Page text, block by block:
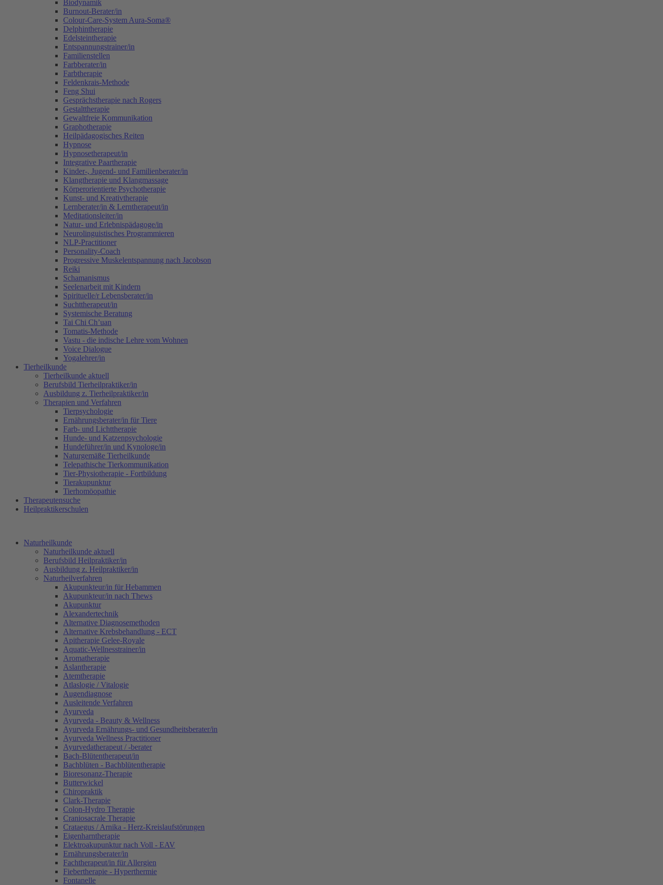
Biodynamik
Burnout-Berater/in
Colour-Care-System Aura-Soma®
Delphintherapie
Edelsteintherapie
Entspannungstrainer/in
Familienstellen
Farbberater/in
Farbtherapie
Feldenkrais-Methode
Feng Shui
Gesprächstherapie nach Rogers
Gestalttherapie
Gewaltfreie Kommunikation
Graphotherapie
Heilpädagogisches Reiten
Hypnose
Hypnosetherapeut/in
Integrative Paartherapie
Kinder-, Jugend- und Familienberater/in
Klangtherapie und Klangmassage
Körperorientierte Psychotherapie
Kunst- und Kreativtherapie
Lernberater/in & Lerntherapeut/in
Meditationsleiter/in
Natur- und Erlebnispädagoge/in
Neurolinguistisches Programmieren
NLP-Practitioner
Personality-Coach
Progressive Muskelentspannung nach Jacobson
Reiki
Schamanismus
Seelenarbeit mit Kindern
Spirituelle/r Lebensberater/in
Suchttherapeut/in
Systemische Beratung
Tai Chi Ch’uan
Tomatis-Methode
Vastu - die indische Lehre vom Wohnen
Voice Dialogue
Yogalehrer/in
Tierheilkunde
Tierheilkunde aktuell
Berufsbild Tierheilpraktiker/in
Ausbildung z. Tierheilpraktiker/in
Therapien und Verfahren
Tierpsychologie
Ernährungsberater/in für Tiere
Farb- und Lichttherapie
Hunde- und Katzenpsychologie
Hundeführer/in und Kynologe/in
Naturgemäße Tierheilkunde
Telepathische Tierkommunikation
Tier-Physiotherapie - Fortbildung
Tierakupunktur
Tierhomöopathie
Therapeutensuche
Heilpraktikerschulen
Naturheilkunde
Naturheilkunde aktuell
Berufsbild Heilpraktiker/in
Ausbildung z. Heilpraktiker/in
Naturheilverfahren
Akupunkteur/in für Hebammen
Akupunkteur/in nach Thews
Akupunktur
Alexandertechnik
Alternative Diagnosemethoden
Alternative Krebsbehandlung - ECT
Apitherapie Gelee-Royale
Aquatic-Wellnesstrainer/in
Aromatherapie
Aslantherapie
Atemtherapie
Atlaslogie / Vitalogie
Augendiagnose
Ausleitende Verfahren
Ayurveda
Ayurveda - Beauty & Wellness
Ayurveda Ernährungs- und Gesundheitsberater/in
Ayurveda Wellness Practitioner
Ayurvedatherapeut / -berater
Bach-Blütentherapeut/in
Bachblüten - Bachblütentherapie
Bioresonanz-Therapie
Butterwickel
Chiropraktik
Clark-Therapie
Colon-Hydro Therapie
Craniosacrale Therapie
Crataegus / Arnika - Herz-Kreislaufstörungen
Eigenharntherapie
Elektroakupunktur nach Voll - EAV
Ernährungsberater/in
Fachtherapeut/in für Allergien
Fiebertherapie - Hyperthermie
Fontanelle